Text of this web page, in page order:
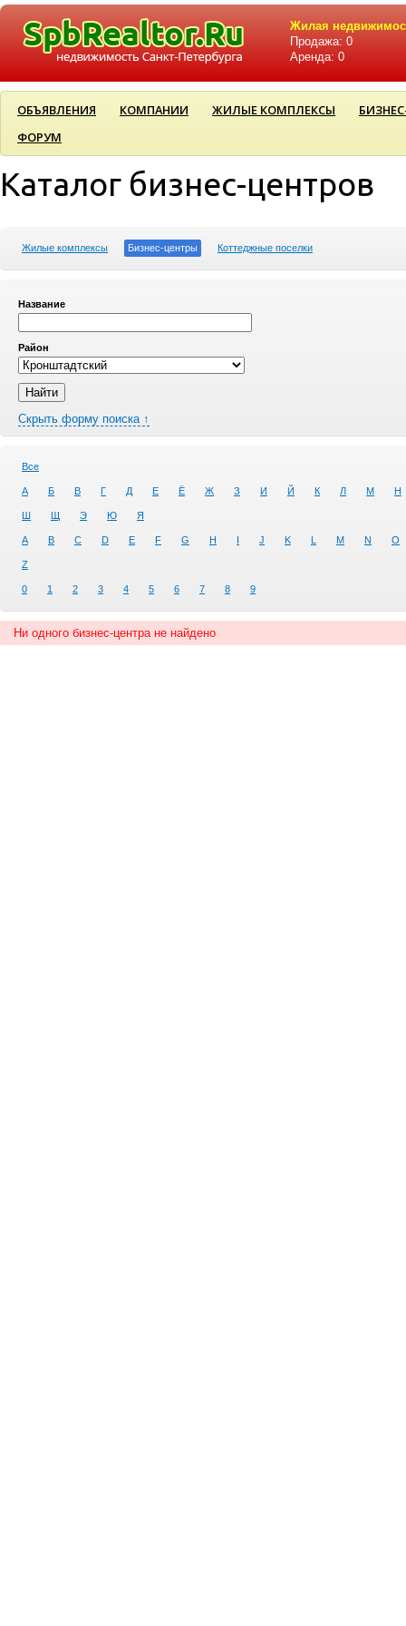
Жилая
Продажа: 0
Аренда: 0
ОБЪЯВЛЕНИЯ КОМПАНИИ ЖИЛЫЕ КОМПЛЕКСЫ
ФОРУМ
Каталог бизнес-центров
Жилые комплексы Бизнес-центры Коттеджные поселки
Название
Район
Скрыть форму поиска ↑
Все
А Б В Г Д Е Ё Ж З И Й К Л М Н
Ш Щ Э Ю Я
A B C D E F G H I J K L M N O
Z
0 1 2 3 4 5 6 7 8 9
Ни одного бизнес-центра не найдено